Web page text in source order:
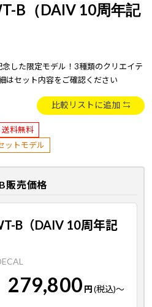
B（DAIV 10周年記
した限定モデル！3種類のクリエイテ
はセット内容をご確認ください
比較リストに追加
送料無料
ットモデル
販売価格
B（DAIV 10周年記
279,800 円(税込)～